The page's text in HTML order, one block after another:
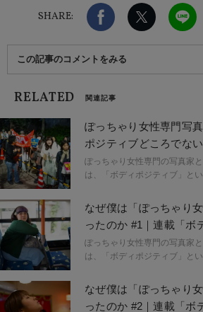
の中で活き活きと生きるぽ
いと願っている。
SHARE:
Facebook X（旧
この記事のコメントをみる
RELATED 関連記事
ぽっちゃり女性専門写
ポジティブどころでな
ぽっちゃり女性専門の写真家
は、「ボディポジティブ」と
きました。連載「ボディポジ
体型や女性、そして社会との
験をもとに紐解いています。
という営みを支える社会のあ
Pokoさんがいま感じている危
なぜ僕は「ぽっちゃり
ったのか #1｜連載「ボ
つめて」
ぽっちゃり女性専門の写真家
は、「ボディポジティブ」と
発表してきました。この連載
めて」では、体型や女性、そ
なぜ僕は「ぽっちゃり
ったのか #2｜連載「ボ